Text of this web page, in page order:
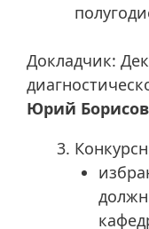
Докладчик:
Юрий